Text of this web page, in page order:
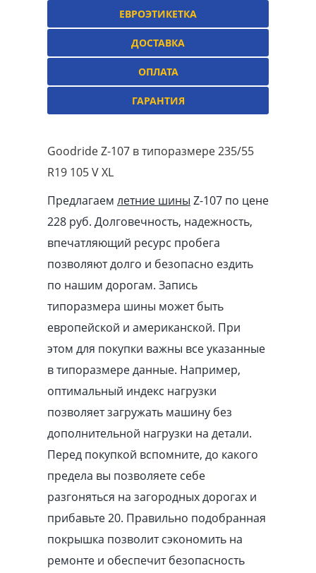
ЕВРОЭТИКЕТКА
ДОСТАВКА
ОПЛАТА
ГАРАНТИЯ
Goodride Z-107 в типоразмере 235/55
R19 105 V XL
Предлагаем летние шины Z-107 по цене
228 руб. Долговечность, надежность,
впечатляющий ресурс пробега
позволяют долго и безопасно ездить
по нашим дорогам. Запись
типоразмера шины может быть
европейской и американской. При
этом для покупки важны все указанные
в типоразмере данные. Например,
оптимальный индекс нагрузки
позволяет загружать машину без
дополнительной нагрузки на детали.
Перед покупкой вспомните, до какого
предела вы позволяете себе
разгоняться на загородных дорогах и
прибавьте 20. Правильно подобранная
покрышка позволит сэкономить на
ремонте и обеспечит безопасность